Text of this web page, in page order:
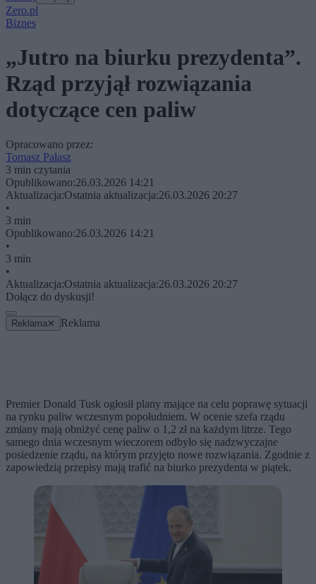
Zero.pl
Biznes
„Jutro na biurku prezydenta”.
Rząd przyjął rozwiązania
dotyczące cen paliw
Opracowano przez:
Tomasz Pałasz
3 min czytania
Opublikowano:26.03.2026 14:21
Aktualizacja:Ostatnia aktualizacja:26.03.2026 20:27
•
3 min
Opublikowano:26.03.2026 14:21
•
3 min
•
Aktualizacja:Ostatnia aktualizacja:26.03.2026 20:27
Dołącz do dyskusji!
Reklama ✕ Reklama
Premier Donald Tusk ogłosił plany mające na celu poprawę sytuacji
na rynku paliw wczesnym popołudniem. W ocenie szefa rządu
zmiany mają obniżyć cenę paliw o 1,2 zł na każdym litrze. Tego
samego dnia wczesnym wieczorem odbyło się nadzwyczajne
posiedzenie rządu, na którym przyjęto nowe rozwiązania. Zgodnie z
zapowiedzią przepisy mają trafić na biurko prezydenta w piątek.